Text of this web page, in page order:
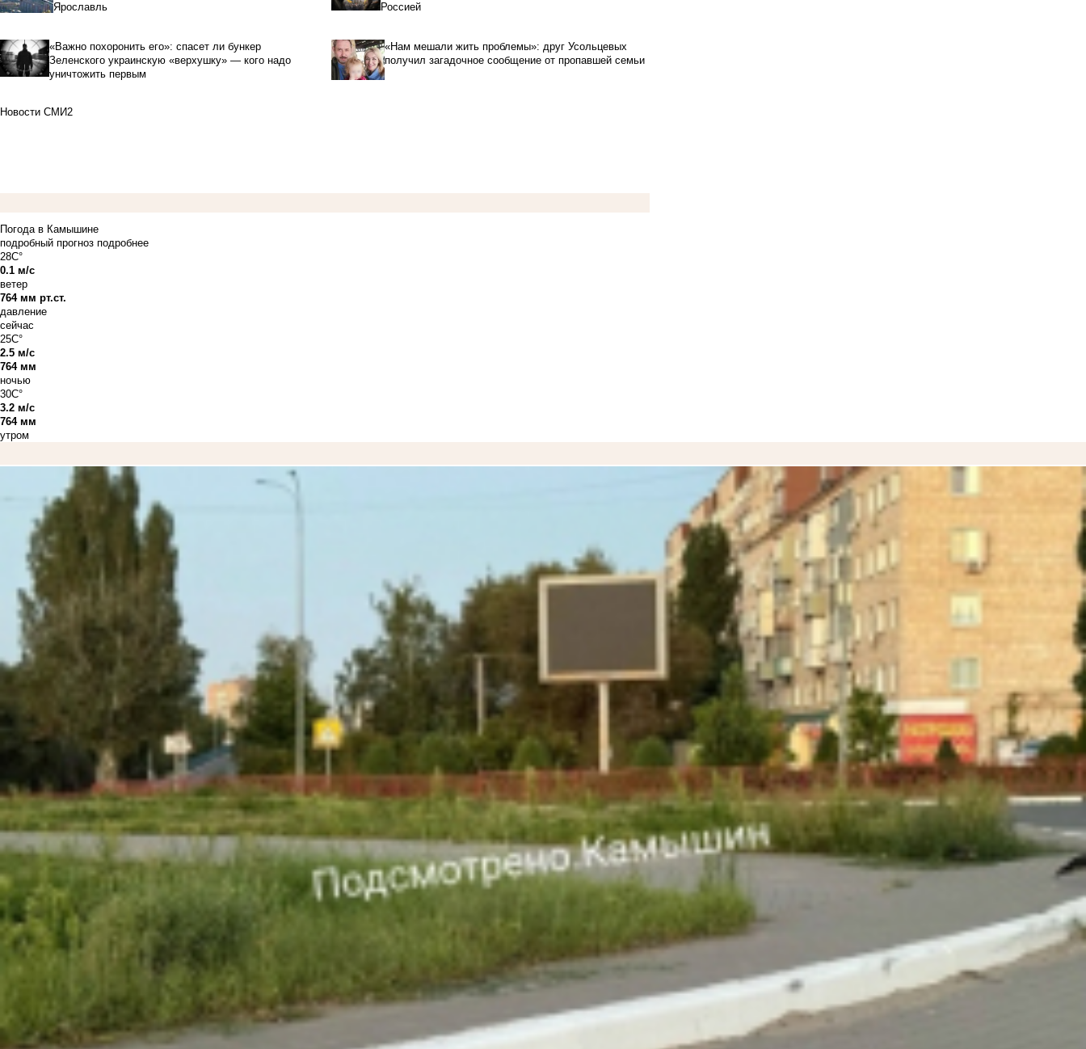
Ярославль
Россией
«Важно похоронить его»: спасет ли бункер
Зеленского украинскую «верхушку» — кого надо
уничтожить первым
«Нам мешали жить проблемы»: друг Усольцевых
получил загадочное сообщение от пропавшей семьи
Новости СМИ2
Погода в Камышине
подробный прогноз подробнее
28C°
0.1 м/с
ветер
764 мм рт.ст.
давление
сейчас
25C°
2.5 м/с
764 мм
ночью
30C°
3.2 м/с
764 мм
утром